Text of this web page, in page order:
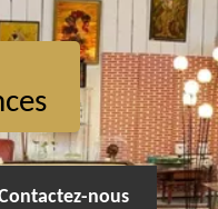
nous